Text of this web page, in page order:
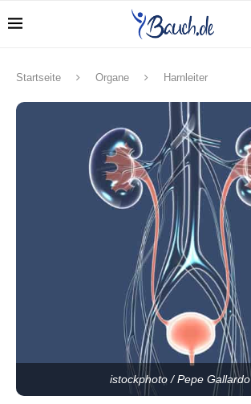
Startseite Organe Harnleiter
istockphoto / Pepe Gallardo